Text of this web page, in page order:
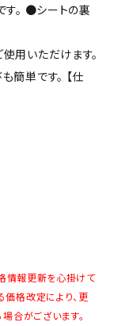
す。 ●シートの裏
用いただけます。
簡単です。 【仕
情報更新を心掛けて
格改定により、更
合がございます。